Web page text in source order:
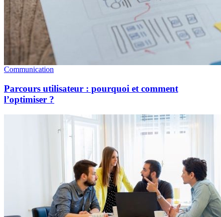
Communication
Parcours utilisateur : pourquoi et comment
l’optimiser ?